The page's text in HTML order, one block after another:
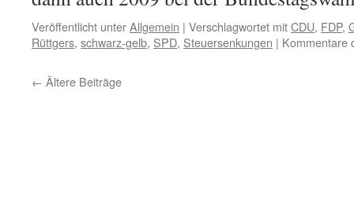
Veröffentlicht unterAllgemein | Verschlagwortet mitCDU, FDP,
Rüttgers, schwarz-gelb, SPD, Steuersenkungen | Kommentare
← Ältere Beiträge